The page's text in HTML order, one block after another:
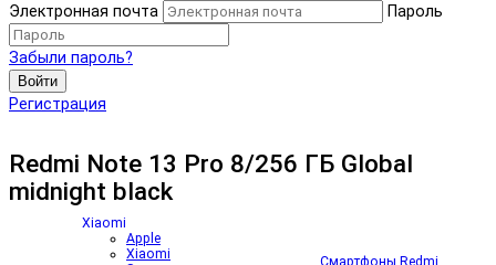
Электронная почта
Пароль
Забыли пароль?
Войти
Регистрация
Redmi Note 13 Pro 8/256 ГБ Global
midnight black
Xiaomi
Apple
Xiaomi
Смартфоны Redmi